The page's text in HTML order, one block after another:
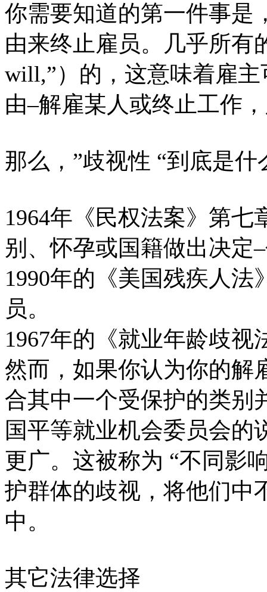
你需要知道的第一件事是
由来终止雇员。几乎所有
will,”）的，这意味着雇
由–解雇某人或终止工作
那么，”歧视性 “到底是
1964年《民权法案》第
别、怀孕或国籍做出决定
1990年的《美国残疾人
员。
1967年的《就业年龄歧
然而，如果你认为你的解
合其中一个受保护的类别
国平等就业机会委员会的
更广。这被称为 “不同影
护群体的歧视，将他们中
中。
其它法律选择